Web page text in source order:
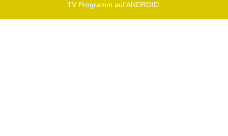
TV Programm auf ANDROID.